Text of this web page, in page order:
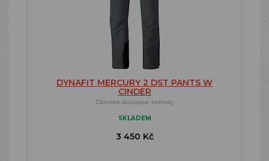
DYNAFIT MERCURY 2 DST PANTS W
CINDER
Dámské skialpové kalhoty
SKLADEM
3 450 Kč